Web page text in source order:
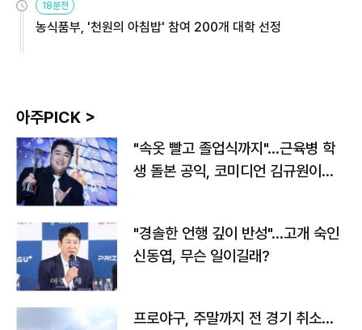
18분전
농식품부, '천원의 아침밥' 참여 200개 대학 선정
아주PICK >
"속옷 빨고 졸업식까지"…근육병 학
생 돌본 공익, 코미디언 김규원이었
"경솔한 언행 깊이 반성"…고개 숙인
신동엽, 무슨 일이길래?
프로야구, 주말까지 전 경기 취소…